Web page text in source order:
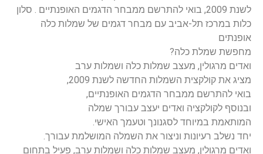
לשנת 2009, בואי להתרשם ממבחר הדגמים האופנתיים . סלון
כלות במרכז תל-אביב עם מבחר דגמים של שמלות כלה
אופנתים
מחפשת שמלת כלה?
ואדים מרגולין, מעצב שמלות כלה ושמלות ערב
מציג את קולקצית השמלות החדשה לשנת 2009,
בואי להתרשם ממבחר הדגמים האופנתיים,
ובנוסף לקולקציה ואדים יעצב עבורך שמלה
המותאמת במיוחד לסגנונך וטעמך האישי.
יחד נשלב רעיונות וניצור את השמלה המושלמת עבורך.
ואדים מרגולין, מעצב שמלות כלה ושמלות ערב, פעיל בתחום